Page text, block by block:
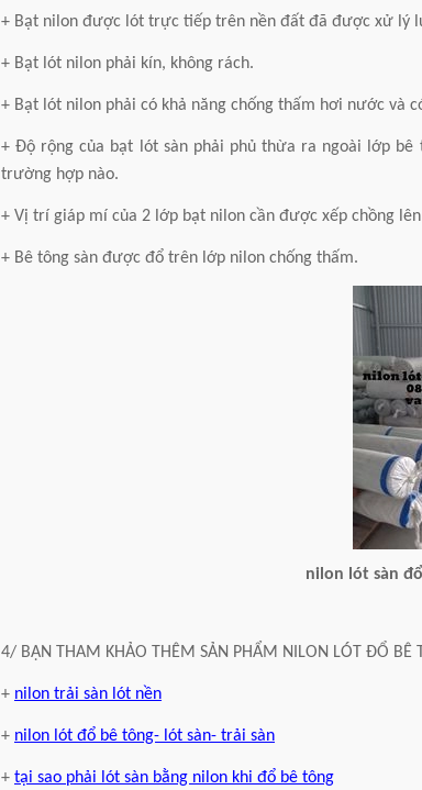
+ Bạt nilon được lót trực tiếp trên nền đất đã được xử lý
+ Bạt lót nilon phải kín, không rách.
+ Bạt lót nilon phải có khả năng chống thấm hơi nước và
+ Độ rộng của bạt lót sàn phải phủ thừa ra ngoài lớp
trường hợp nào.
+ Vị trí giáp mí của 2 lớp bạt nilon cần được xếp chồng
+ Bê tông sàn được đổ trên lớp nilon chống thấm.
nilon lót sàn
4/ BẠN THAM KHẢO THÊM SẢN PHẨM NILON LÓT ĐỔ BÊ
+ nilon trải sàn lót nền
+ nilon lót đổ bê tông- lót sàn- trải sàn
+ tại sao phải lót sàn bằng nilon khi đổ bê tông